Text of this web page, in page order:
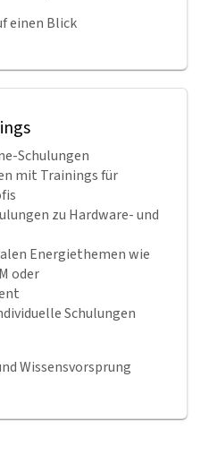
einen Blick
Schulungen
mit Trainings für
zu Hardware- und
Energiethemen wie
oder
Schulungen
Wissensvorsprung